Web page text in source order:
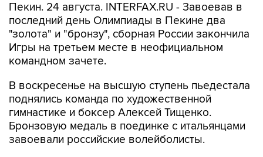
Пекин. 24 августа. INTERFAX.RU - Завоевав в
последний день Олимпиады в Пекине два
"золота" и "бронзу", сборная России закончила
Игры на третьем месте в неофициальном
командном зачете.
В воскресенье на высшую ступень пьедестала
поднялись команда по художественной
гимнастике и боксер Алексей Тищенко.
Бронзовую медаль в поединке с итальянцами
завоевали российские волейболисты.